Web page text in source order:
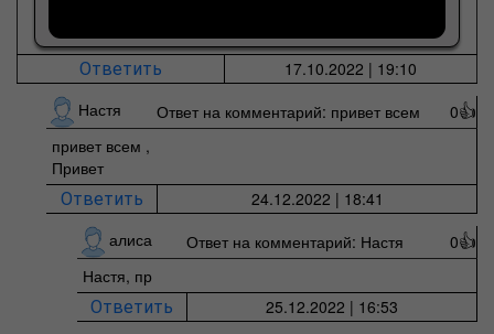
Ответить
17.10.2022 | 19:10
Настя
Ответ на комментарий: привет всем 0👍
привет всем ,
Привет
Ответить
24.12.2022 | 18:41
алиса
Ответ на комментарий: Настя 0👍
Настя, пр
Ответить
25.12.2022 | 16:53